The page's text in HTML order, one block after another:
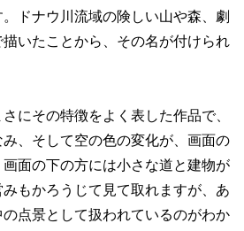
ドナウ川流域の険しい山や森、劇
いたことから、その名が付けられ
にその特徴をよく表した作品で、
、そして空の色の変化が、画面の
面の下の方には小さな道と建物が
もかろうじて見て取れますが、あ
の点景として扱われているのがわか